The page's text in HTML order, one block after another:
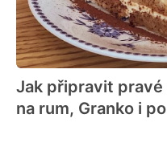
Jak připravit
na rum, Granko i